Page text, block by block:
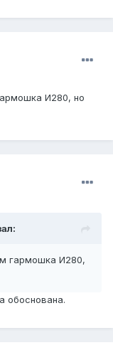
И280, но
гармошка И280,
обоснована.